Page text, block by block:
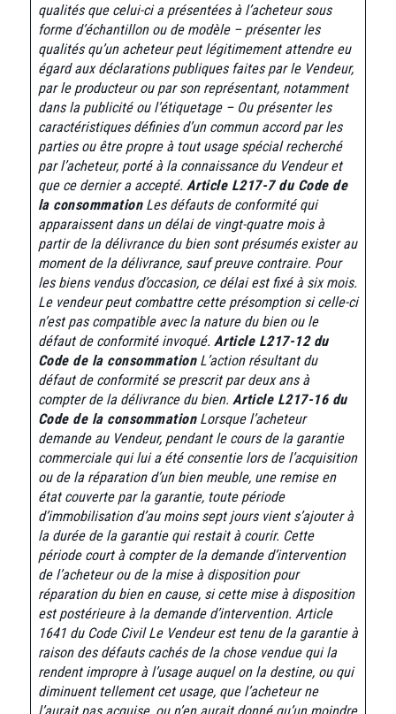
qualités que celui-ci a présentées à l’acheteur sous
forme d’échantillon ou de modèle – présenter les
qualités qu’un acheteur peut légitimement attendre eu
égard aux déclarations publiques faites par le Vendeur,
par le producteur ou par son représentant, notamment
dans la publicité ou l’étiquetage – Ou présenter les
caractéristiques définies d’un commun accord par les
parties ou être propre à tout usage spécial recherché
par l’acheteur, porté à la connaissance du Vendeur et
que ce dernier a accepté. Article L217-7 du Code de
la consommation Les défauts de conformité qui
apparaissent dans un délai de vingt-quatre mois à
partir de la délivrance du bien sont présumés exister au
moment de la délivrance, sauf preuve contraire. Pour
les biens vendus d’occasion, ce délai est fixé à six mois.
Le vendeur peut combattre cette présomption si celle-ci
n’est pas compatible avec la nature du bien ou le
défaut de conformité invoqué. Article L217-12 du
Code de la consommation L’action résultant du
défaut de conformité se prescrit par deux ans à
compter de la délivrance du bien. Article L217-16 du
Code de la consommation Lorsque l’acheteur
demande au Vendeur, pendant le cours de la garantie
commerciale qui lui a été consentie lors de l’acquisition
ou de la réparation d’un bien meuble, une remise en
état couverte par la garantie, toute période
d’immobilisation d’au moins sept jours vient s’ajouter à
la durée de la garantie qui restait à courir. Cette
période court à compter de la demande d’intervention
de l’acheteur ou de la mise à disposition pour
réparation du bien en cause, si cette mise à disposition
est postérieure à la demande d’intervention. Article
1641 du Code Civil Le Vendeur est tenu de la garantie à
raison des défauts cachés de la chose vendue qui la
rendent impropre à l’usage auquel on la destine, ou qui
diminuent tellement cet usage, que l’acheteur ne